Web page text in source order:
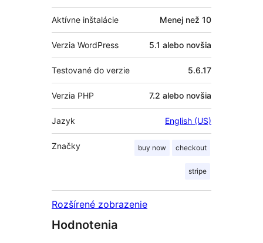
Aktívne inštalácie Menej než 10
Verzia WordPress 5.1 alebo novšia
Testované do verzie 5.6.17
Verzia PHP 7.2 alebo novšia
Jazyk English (US)
Značky buy now checkout
stripe
Rozšírené zobrazenie
Hodnotenia